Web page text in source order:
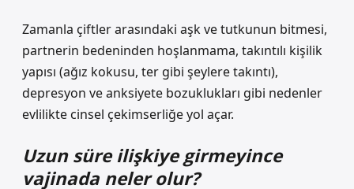
Zamanla çiftler arasındaki aşk ve tutkunun bitmesi,
partnerin bedeninden hoşlanmama, takıntılı kişilik
yapısı (ağız kokusu, ter gibi şeylere takıntı),
depresyon ve anksiyete bozuklukları gibi nedenler
evlilikte cinsel çekimserliğe yol açar.
Uzun süre ilişkiye girmeyince
vajinada neler olur?